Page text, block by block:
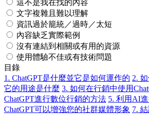
這不是我在找的內容
文字複雜且難以理解
資訊過於籠統／過時／太短
內容缺乏實際範例
沒有連結到相關或有用的資源
使用體驗不佳或有技術問題
目錄
1. ChatGPT是什麼並它是如何運作的 2.
它的用途是什麼 3. 如何在行銷中使用
ChatGPT進行數位行銷的方法 5. 利用AI
ChatGPT可以增強您的社群媒體形象 7.